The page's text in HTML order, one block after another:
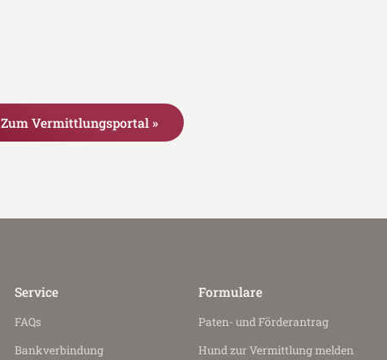
Zum Vermittlungsportal »
Service
FAQs
Bankverbindung
Formulare
Paten- und Förderantrag
Hund zur Vermittlung melden